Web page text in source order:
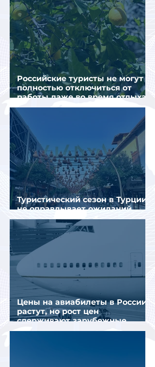
Российские туристы не могут
полностью отключиться от
работы даже во время отдыха
в Турции
Туристический сезон в Турции
не оправдывает ожиданий
отрасли
Цены на авиабилеты в России
растут, но рост цен
сдерживают зарубежные
конкуренты